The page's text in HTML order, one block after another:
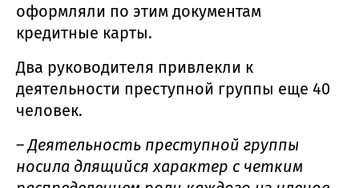
оформляли по этим документам
кредитные карты.
Два руководителя привлекли к
деятельности преступной группы еще 40
человек.
–Деятельность преступной группы
носила длящийся характер с четким